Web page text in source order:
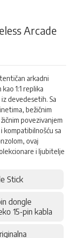
Arcade
arkadni
1:1 replika
devedesetih. Sa
bežičnim
povezivanjem
kompatibilnošću sa
ovaj
i ljubitelje
Stick
dongle
15-pin kabla